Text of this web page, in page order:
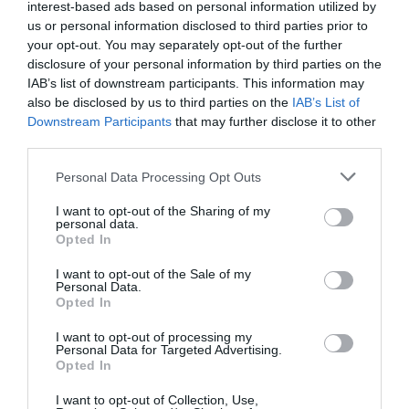
interest-based ads based on personal information utilized by
us or personal information disclosed to third parties prior to
your opt-out. You may separately opt-out of the further
disclosure of your personal information by third parties on the
IAB’s list of downstream participants. This information may
also be disclosed by us to third parties on the IAB’s List of
Downstream Participants that may further disclose it to other
Personal Data Processing Opt Outs
I want to opt-out of the Sharing of my
personal data.
Opted In
I want to opt-out of the Sale of my
Personal Data.
Opted In
I want to opt-out of processing my
Personal Data for Targeted Advertising.
Opted In
I want to opt-out of Collection, Use,
2016, el actor sigue siendo un apasionado del vino
y se implica en la producción de las 13 variedades
de vinos tintos, rosados y blancos de su empresa.
Un catálogo de productos que se mueven entre
los 10 y los 25 euros y que cuentan con el aval de
un auténtico buen vivant.
Casa Bianchi, Leo Messi
La relación de Leo
Mientras el manchego es un auténtico
apasionado del producto, Messi forma parte de la
industria vitivinícola por motivos solidarios.